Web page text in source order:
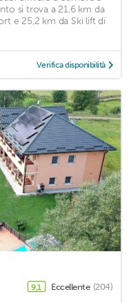
si trova a 21,6 km da
e 25,2 km da Ski lift di
Verifica disponibilità
9,1 Eccellente (204)